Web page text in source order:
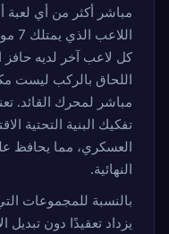
مباشر أكثر من أي
كل لاعب آخر لديه حافز
اللحاق بالركب ليست
مباشر لمحرك القائد.
تفكيك البنية التحتية
العسكري، مما يحافظ
النهائية.
بالنسبة للمجموعات